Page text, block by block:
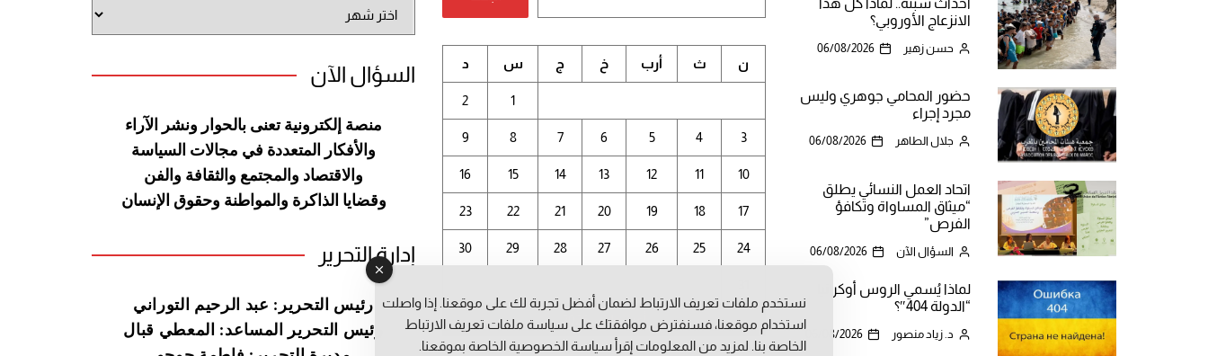
الانزعاج الأوروبي؟
حسن زهير 06/08/2026
حضور المحامي جوهري وليس
مجرد إجراء
جلال الطاهر 06/08/2026
اتحاد العمل النسائي يطلق
“ميثاق المساواة وتكافؤ
الفرص”
السؤال الآن 06/08/2026
لماذا يُسمي الروس أوكرانيا
“الدولة 404″؟
د. زياد منصور 06/08/2026
أغسطس 2026
ن ث أرب خ ج س د
1
2
3
4
5
6
7
8
9
10
11
12
13
14
15
16
17
18
19
20
21
22
23
24
25
26
27
28
29
30
الموقع
السؤال الآن
منصة إلكترونية تعنى بالحوار ونشر
الآراء
والأفكار المتعددة في مجالات السياسة
والاقتصاد والمجتمع والثقافة والفن
وقضايا الذاكرة والمواطنة وحقوق الإنسان
إدارة التحرير
رئيس التحرير: عبد الرحيم التوراني
رئيس التحرير المساعد: المعطي قبال
نستخدم ملفات تعريف الارتباط لضمان أفضل تجربة لك على موقعنا. إذا واصلت
استخدام موقعنا، فسنفترض موافقتك على سياسة ملفات تعريف الارتباط
الخاصة بنا. لمزيد من المعلومات إقرأ سياسة الخصوصيةالخاصة بموقعنا.